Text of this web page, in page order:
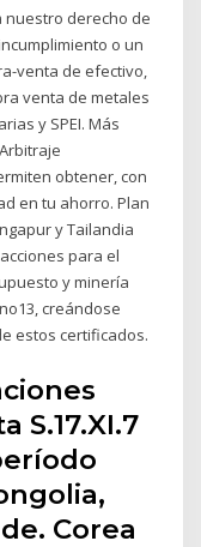
nuestro derecho de
o un
venta de efectivo,
venta de metales
y SPEI. Más
obtener, con
en tu ahorro. Plan
y Tailandia
acciones para el
y minería
creándose
estos certificados.
S.17.XI.7
Corea